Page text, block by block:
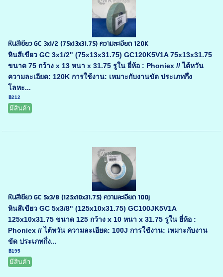
หินสีเขียว GC 3x1/2 (75x13x31.75) ความละเอียด 120K
หินสีเขียว GC 3x1/2" (75x13x31.75) GC120K5V1A 75x13x31.75
ขนาด 75 กว้าง x 13 หนา x 31.75 รูใน ยี่ห้อ : Phoniex // ไต้หวัน
ความละเอียด: 120K การใช้งาน: เหมาะกับงานขัด ประเภทกึ่ง
โลหะ...
฿212
มีสินค้า
หินสีเขียว GC 5x3/8 (125x10x31.75) ความละเอียด 100j
หินสีเขียว GC 5x3/8" (125x10x31.75) GC100JK5V1A
125x10x31.75 ขนาด 125 กว้าง x 10 หนา x 31.75 รูใน ยี่ห้อ :
Phoniex // ไต้หวัน ความละเอียด: 100J การใช้งาน: เหมาะกับงาน
ขัด ประเภทกึ่ง...
฿195
มีสินค้า